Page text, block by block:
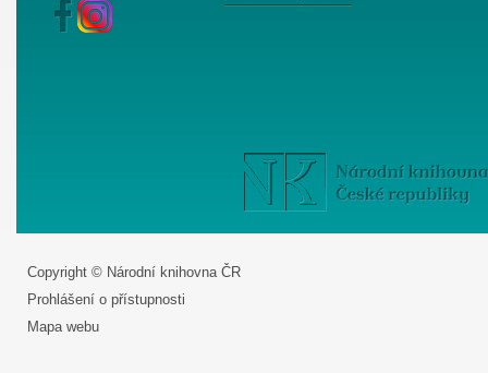
Copyright © Národní knihovna ČR
Prohlášení o přístupnosti
Mapa webu